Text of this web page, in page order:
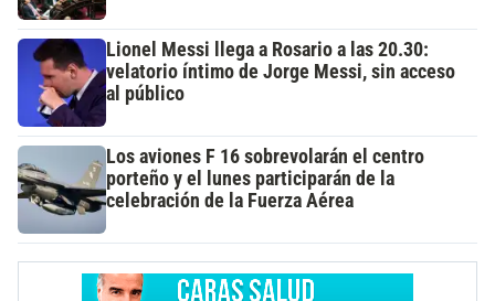
Lionel Messi llega a Rosario a las 20.30:
velatorio íntimo de Jorge Messi, sin acceso
al público
Los aviones F 16 sobrevolarán el centro
porteño y el lunes participarán de la
celebración de la Fuerza Aérea